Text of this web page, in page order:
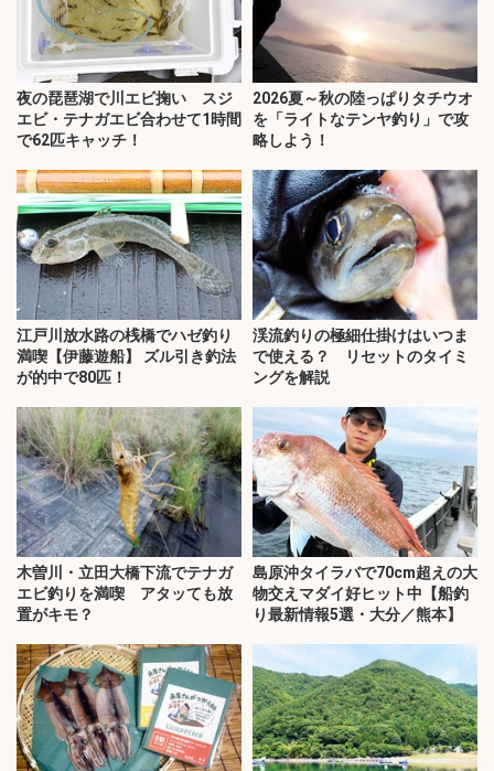
夜の琵琶湖で川エビ掬い スジ
エビ・テナガエビ合わせて1時間
で62匹キャッチ！
2026夏～秋の陸っぱりタチウオ
を「ライトなテンヤ釣り」で攻
略しよう！
江戸川放水路の桟橋でハゼ釣り
満喫【伊藤遊船】 ズル引き釣法
が的中で80匹！
渓流釣りの極細仕掛けはいつま
で使える？ リセットのタイミ
ングを解説
木曽川・立田大橋下流でテナガ
エビ釣りを満喫 アタッても放
置がキモ？
島原沖タイラバで70cm超えの大
物交えマダイ好ヒット中【船釣
り最新情報5選・大分／熊本】